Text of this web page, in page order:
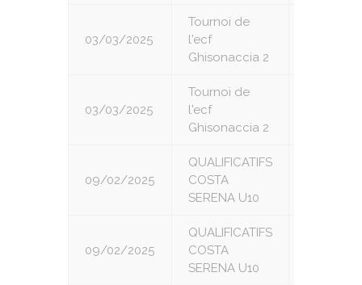
03/03/2025
Tournoi de
l'ecf
Ghisonaccia 2
03/03/2025
Tournoi de
l'ecf
Ghisonaccia 2
09/02/2025
QUALIFICATIFS
COSTA
SERENA U10
09/02/2025
QUALIFICATIFS
COSTA
SERENA U10